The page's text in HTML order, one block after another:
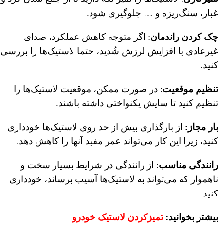
غبار، سنگ‌ریزه و … جلوگیری شود.
چک کردن راندمان: اگر متوجه کاهش عملکرد، صدای
غیرعادی یا افزایش لرزش شُدید، حتما لاستیک‌ها را بررسی
کنید.
تنظیم موقعیت: در صورت ممکن، موقعیت لاستیک‌ها را
تنظیم کنید تا سایش یکنواختی داشته باشند.
بار مجاز: از بارگذاری بیش از حد روی لاستیک‌ها خودداری
کنید، زیرا این کار می‌تواند عمر مفید آنها را کاهش دهد.
رانندگی مناسب: از رانندگی در شرایط بسیار سخت و
ناهموار که می‌تواند به لاستیک‌ها آسیب برساند، خودداری
کنید.
بیشتر بخوانید:تمیزکردن لاستیک خودرو